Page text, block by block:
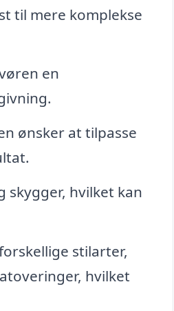
til mere komplekse
en
ønsker at tilpasse
skygger, hvilket kan
stilarter,
hvilket